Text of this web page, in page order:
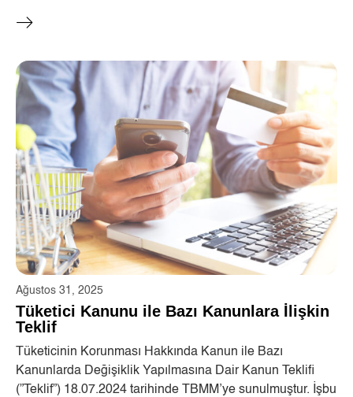
Ağustos 31, 2025
Tüketici Kanunu ile Bazı Kanunlara İlişkin
Teklif
Tüketicinin Korunması Hakkında Kanun ile Bazı
Kanunlarda Değişiklik Yapılmasına Dair Kanun Teklifi
(”Teklif”) 18.07.2024 tarihinde TBMM’ye sunulmuştur. İşbu